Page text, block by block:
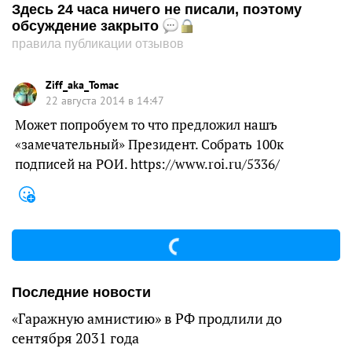
Здесь 24 часа ничего не писали, поэтому
обсуждение закрыто
правила публикации отзывов
Ziff_aka_Tomac
22 августа 2014 в 14:47
Может попробуем то что предложил нашъ
«замечательный» Президент. Собрать 100к
подписей на РОИ. https://www.roi.ru/5336/
Последние новости
«Гаражную амнистию» в РФ продлили до
сентября 2031 года